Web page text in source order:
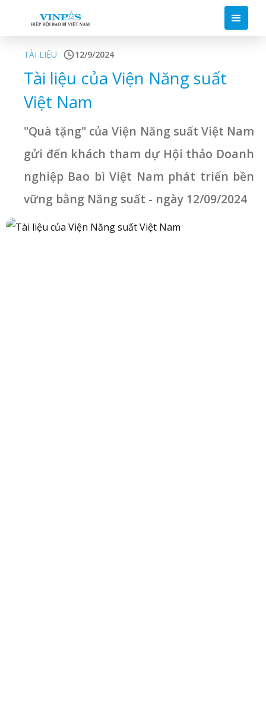
TÀI LIỆU 12/9/2024
Tài liệu của Viện Năng suất
Việt Nam
"Quà tặng" của Viện Năng suất Việt Nam
gửi đến khách tham dự Hội thảo Doanh
nghiệp Bao bì Việt Nam phát triển bền
vững bằng Năng suất - ngày 12/09/2024